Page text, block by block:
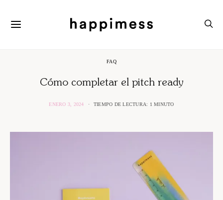
FAQ
Cómo completar el pitch ready
ENERO 3, 2024 TIEMPO DE LECTURA: 1 MINUTO